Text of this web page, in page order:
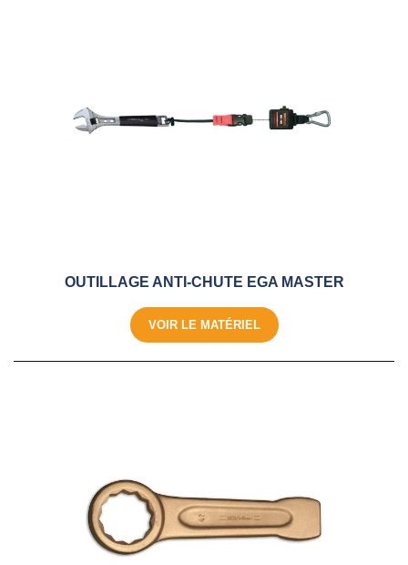
OUTILLAGE ANTI-CHUTE EGA MASTER
VOIR LE MATÉRIEL